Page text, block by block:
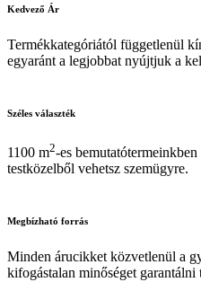
Kedvező Ár
Termékkategóriától függetlenül
egyaránt a legjobbat nyújtjuk a
Széles választék
1100 m2-es
testközelből vehetsz szemügyre.
Megbízható forrás
Minden árucikket közvetlenül a
kifogástalan minőséget garantálni